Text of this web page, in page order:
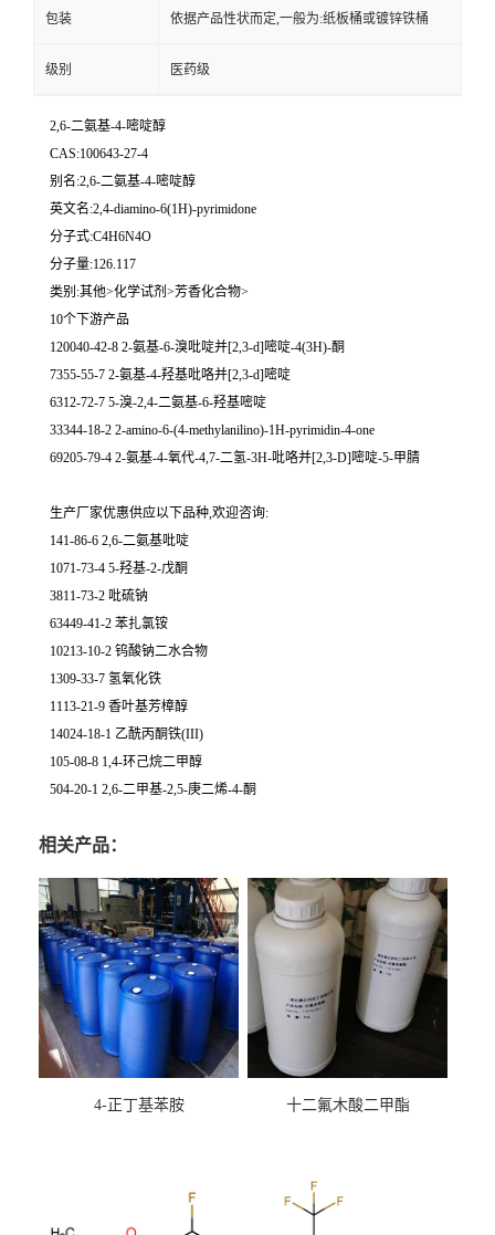
包装 依据产品性状而定,一般为:纸板桶或镀锌铁桶
级别 医药级
2,6-二氨基-4-嘧啶醇
CAS:100643-27-4
别名:2,6-二氨基-4-嘧啶醇
英文名:2,4-diamino-6(1H)-pyrimidone
分子式:C4H6N4O
分子量:126.117
类别:其他>化学试剂>芳香化合物>
10个下游产品
120040-42-8 2-氨基-6-溴吡啶并[2,3-d]嘧啶-4(3H)-酮
7355-55-7 2-氨基-4-羟基吡咯并[2,3-d]嘧啶
6312-72-7 5-溴-2,4-二氨基-6-羟基嘧啶
33344-18-2 2-amino-6-(4-methylanilino)-1H-pyrimidin-4-one
69205-79-4 2-氨基-4-氧代-4,7-二氢-3H-吡咯并[2,3-D]嘧啶-5-甲腈
生产厂家优惠供应以下品种,欢迎咨询:
141-86-6 2,6-二氨基吡啶
1071-73-4 5-羟基-2-戊酮
3811-73-2 吡硫钠
63449-41-2 苯扎氯铵
10213-10-2 钨酸钠二水合物
1309-33-7 氢氧化铁
1113-21-9 香叶基芳樟醇
14024-18-1 乙酰丙酮铁(III)
105-08-8 1,4-环己烷二甲醇
504-20-1 2,6-二甲基-2,5-庚二烯-4-酮
相关产品：
4-正丁基苯胺 十二氟木酸二甲酯